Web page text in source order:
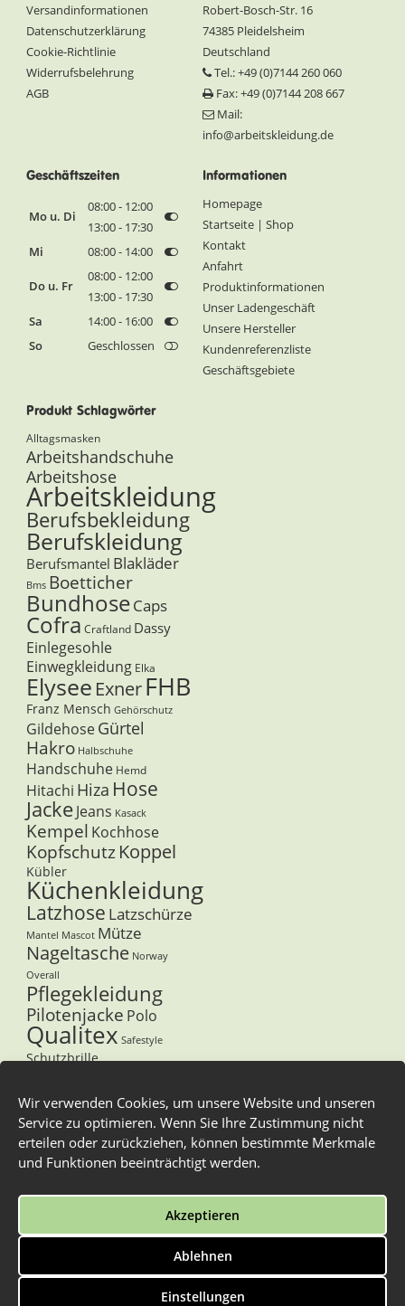
Wir verwenden Cookies, um unsere Website und unseren
Service zu optimieren. Wenn Sie Ihre Zustimmung nicht
erteilen oder zurückziehen, können bestimmte Merkmale
und Funktionen beeinträchtigt werden.
Akzeptieren
Ablehnen
Einstellungen
Versandinformationen
Datenschutzerklärung
Cookie-Richtlinie
Widerrufsbelehrung
AGB
Robert-Bosch-Str. 16
74385 Pleidelsheim
Deutschland
Tel.: +49 (0)7144 260 060
Fax: +49 (0)7144 208 667
Mail:
info@arbeitskleidung.de
Geschäftszeiten
Mo u. Di
08:00 - 12:00
13:00 - 17:30
Mi
08:00 - 14:00
Do u. Fr
08:00 - 12:00
13:00 - 17:30
Sa
14:00 - 16:00
So
Geschlossen
Informationen
Homepage
Startseite | Shop
Kontakt
Anfahrt
Produktinformationen
Unser Ladengeschäft
Unsere Hersteller
Kundenreferenzliste
Geschäftsgebiete
Produkt Schlagwörter
Alltagsmasken
Arbeitshandschuhe
Arbeitshose
Arbeitskleidung
Berufsbekleidung
Berufskleidung
Berufsmantel Blakläder
Bms Boetticher
BundhoseCaps
Cofra Craftland Dassy
Einlegesohle
Einwegkleidung Elka
Elysee ExnerFHB
Franz Mensch Gehörschutz
GildehoseGürtel
Hakro Halbschuhe
Handschuhe Hemd
Hitachi Hiza Hose
JackeJeans Kasack
Kempel Kochhose
KopfschutzKoppel
Kübler
Küchenkleidung
Latzhose Latzschürze
Mantel Mascot Mütze
Nageltasche Norway
Overall
Pflegekleidung
Pilotenjacke Polo
Qualitex Safestyle
Schutzbrille
SoftshelljackeStiefel
StucoT-Shirt Tegera
Thermohemd Tommi
UnterwäscheV-Shirt
WinterstiefelZunfthemd
Zunftweste
Alle Preise inkl. der gesetzlichen MwSt.